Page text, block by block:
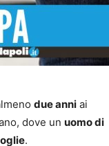
due anni ai
dove un uomo di
.